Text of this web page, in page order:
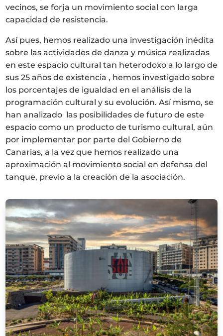
vecinos, se forja un movimiento social con larga
capacidad de resistencia.
Así pues, hemos realizado una investigación inédita
sobre las actividades de danza y música realizadas
en este espacio cultural tan heterodoxo a lo largo de
sus 25 años de existencia , hemos investigado sobre
los porcentajes de igualdad en el análisis de la
programación cultural y su evolución. Así mismo, se
han analizado las posibilidades de futuro de este
espacio como un producto de turismo cultural, aún
por implementar por parte del Gobierno de
Canarias, a la vez que hemos realizado una
aproximación al movimiento social en defensa del
tanque, previo a la creación de la asociación.